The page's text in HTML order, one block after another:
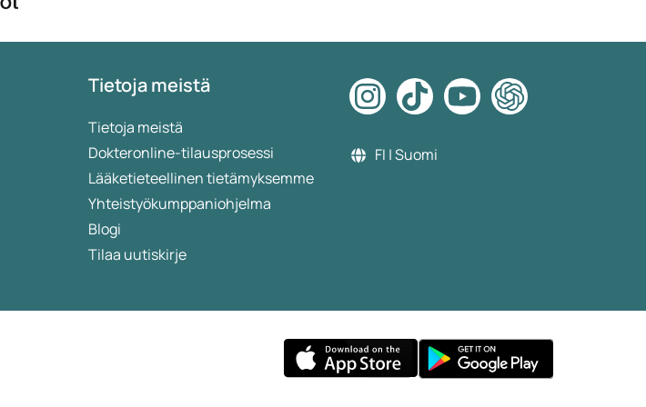
Tietoja meistä
Tietoja meistä
Dokteronline-tilausprosessi
Lääketieteellinen tietämyksemme
Yhteistyökumppaniohjelma
Blogi
Tilaa uutiskirje
FI | Suomi